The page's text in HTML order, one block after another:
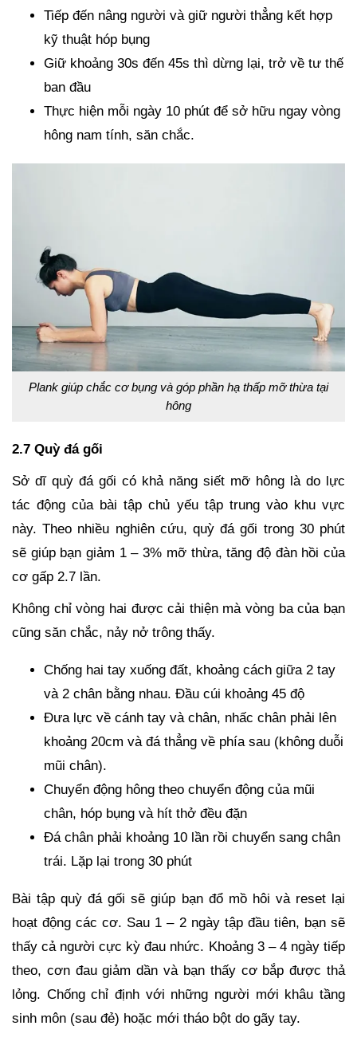
Tiếp đến nâng người và giữ người thẳng kết hợp
kỹ thuật hóp bụng
Giữ khoảng 30s đến 45s thì dừng lại, trở về tư thế
ban đầu
Thực hiện mỗi ngày 10 phút để sở hữu ngay vòng
hông nam tính, săn chắc.
Plank giúp chắc cơ bụng và góp phần hạ thấp mỡ thừa tại
hông
2.7 Quỳ đá gối
Sở dĩ quỳ đá gối có khả năng siết mỡ hông là do lực
tác động của bài tập chủ yếu tập trung vào khu vực
này. Theo nhiều nghiên cứu, quỳ đá gối trong 30 phút
sẽ giúp bạn giảm 1 – 3% mỡ thừa, tăng độ đàn hồi của
cơ gấp 2.7 lần.
Không chỉ vòng hai được cải thiện mà vòng ba của bạn
cũng săn chắc, nảy nở trông thấy.
Chống hai tay xuống đất, khoảng cách giữa 2 tay
và 2 chân bằng nhau. Đầu cúi khoảng 45 độ
Đưa lực về cánh tay và chân, nhấc chân phải lên
khoảng 20cm và đá thẳng về phía sau (không duỗi
mũi chân).
Chuyển động hông theo chuyển động của mũi
chân, hóp bụng và hít thở đều đặn
Đá chân phải khoảng 10 lần rồi chuyển sang chân
trái. Lặp lại trong 30 phút
Bài tập quỳ đá gối sẽ giúp bạn đổ mồ hôi và reset lại
hoạt động các cơ. Sau 1 – 2 ngày tập đầu tiên, bạn sẽ
thấy cả người cực kỳ đau nhức. Khoảng 3 – 4 ngày tiếp
theo, cơn đau giảm dần và bạn thấy cơ bắp được thả
lỏng. Chống chỉ định với những người mới khâu tầng
sinh môn (sau đẻ) hoặc mới tháo bột do gãy tay.